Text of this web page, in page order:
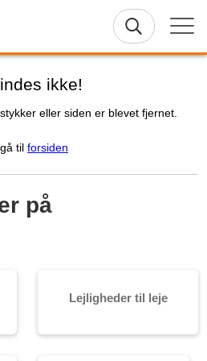
ikke!
eller siden er blevet fjernet.
til forsiden
på
Lejligheder til leje